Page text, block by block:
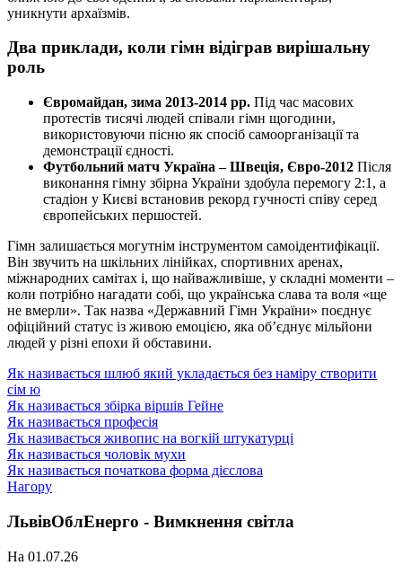
уникнути архаїзмів.
Два приклади, коли гімн відіграв вирішальну
роль
Євромайдан, зима 2013-2014 рр. Під час масових
протестів тисячі людей співали гімн щогодини,
використовуючи пісню як спосіб самоорганізації та
демонстрації єдності.
Футбольний матч Україна – Швеція, Євро-2012 Після
виконання гімну збірна України здобула перемогу 2:1, а
стадіон у Києві встановив рекорд гучності співу серед
європейських першостей.
Гімн залишається могутнім інструментом самоідентифікації.
Він звучить на шкільних лінійках, спортивних аренах,
міжнародних самітах і, що найважливіше, у складні моменти –
коли потрібно нагадати собі, що українська слава та воля «ще
не вмерли». Так назва «Державний Гімн України» поєднує
офіційний статус із живою емоцією, яка об’єднує мільйони
людей у різні епохи й обставини.
Як називається шлюб який укладається без наміру створити
сім ю
Як називається збірка віршів Гейне
Як називається професія
Як називається живопис на вогкій штукатурці
Як називається чоловік мухи
Як називається початкова форма дієслова
Нагору
ЛьвівОблЕнерго - Вимкнення світла
На 01.07.26